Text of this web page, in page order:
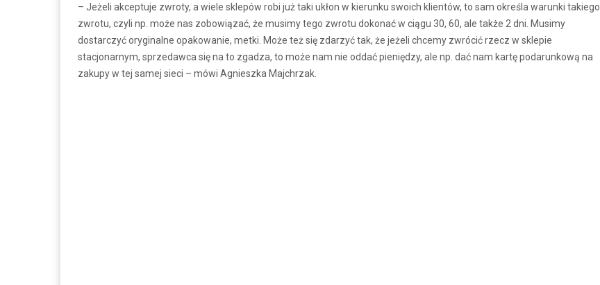
– Jeżeli akceptuje zwroty, a wiele sklepów robi już taki ukłon w kierunku swoich klientów, to sam określa warunki takiego
zwrotu, czyli np. może nas zobowiązać, że musimy tego zwrotu dokonać w ciągu 30, 60, ale także 2 dni. Musimy
dostarczyć oryginalne opakowanie, metki. Może też się zdarzyć tak, że jeżeli chcemy zwrócić rzecz w sklepie
stacjonarnym, sprzedawca się na to zgadza, to może nam nie oddać pieniędzy, ale np. dać nam kartę podarunkową na
zakupy w tej samej sieci – mówi Agnieszka Majchrzak.